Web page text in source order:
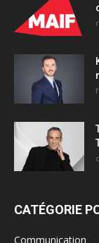
CATÉGORIE
Communication